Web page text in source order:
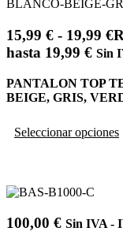
15,99 € - 19,99 €
hasta 19,99 € Sin
PANTALON TOP
BEIGE, GRIS,
Seleccionar opciones
100,00 € Sin IVA -